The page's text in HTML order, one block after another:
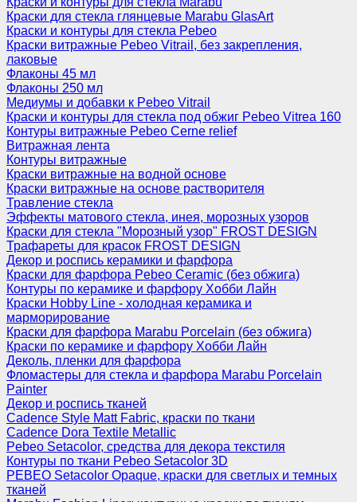
Краски для стекла глянцевые Marabu GlasArt
Краски и контуры для стекла Pebeo
Краски витражные Pebeo Vitrail, без закрепления,
лаковые
Флаконы 45 мл
Флаконы 250 мл
Медиумы и добавки к Pebeo Vitrail
Краски и контуры для стекла под обжиг Pebeo Vitrea 160
Контуры витражные Pebeo Cerne relief
Витражная лента
Контуры витражные
Краски витражные на водной основе
Краски витражные на основе растворителя
Травление стекла
Эффекты матового стекла, инея, морозных узоров
Краски для стекла "Морозный узор" FROST DESIGN
Трафареты для красок FROST DESIGN
Декор и роспись керамики и фарфора
Краски для фарфора Pebeo Ceramic (без обжига)
Контуры по керамике и фарфору Хобби Лайн
Краски Hobby Line - холодная керамика и
марморирование
Краски для фарфора Marabu Porcelain (без обжига)
Краски по керамике и фарфору Хобби Лайн
Деколь, пленки для фарфора
Фломастеры для стекла и фарфора Marabu Porcelain
Painter
Декор и роспись тканей
Cadence Style Matt Fabric, краски по ткани
Cadence Dora Textile Metallic
Pebeo Setacolor, средства для декора текстиля
Контуры по ткани Pebeo Setacolor 3D
PEBEO Setacolor Opaque, краски для светлых и темных
тканей